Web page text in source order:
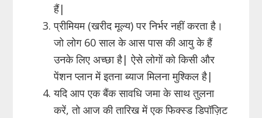
हैं|
प्रीमियम (खरीद मूल्य) पर निर्भर नहीं करता है।
जो लोग 60 साल के आस पास की आयु के हैं
उनके लिए अच्छा है| ऐसे लोगों को किसी और
पेंशन प्लान में इतना ब्याज मिलना मुश्किल है|
यदि आप एक बैंक सावधि जमा के साथ तुलना
करें, तो आज की तारिख में एक फिक्स्ड डिपॉज़िट